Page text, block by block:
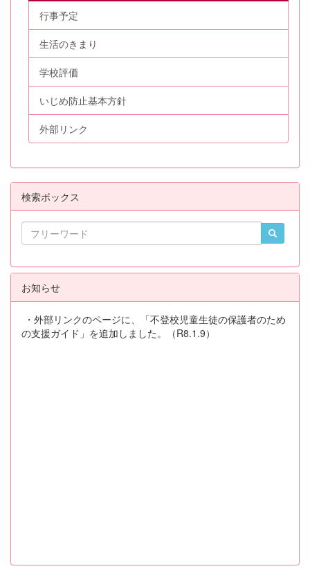
行事予定
生活のきまり
学校評価
いじめ防止基本方針
外部リンク
検索ボックス
お知らせ
・外部リンクのページに、「不登校児童生徒の保護者のため
の支援ガイド」を追加しました。（R8.1.9）